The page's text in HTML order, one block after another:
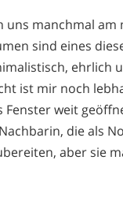
uns manchmal am
sind eines
ehrlich
ist mir noch
Fenster weit
die als
aber sie